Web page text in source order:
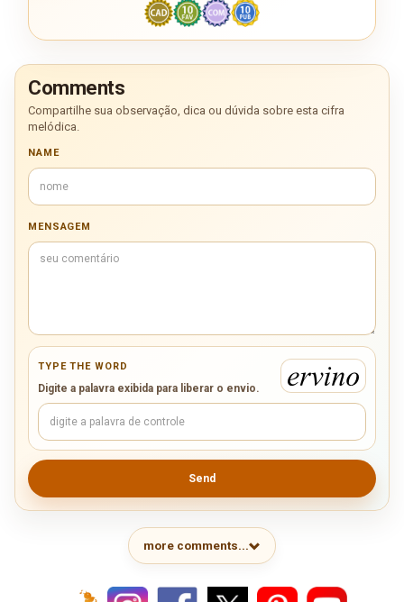
Comments
Compartilhe sua observação, dica ou dúvida sobre esta cifra
melódica.
NAME
MENSAGEM
TYPE THE WORD
Digite a palavra exibida para liberar o envio.
Send
more comments...